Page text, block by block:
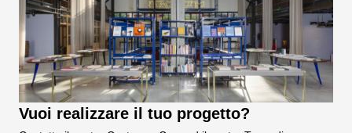
3/5 gg. lavorativi
Vuoi realizzare il tuo progetto?